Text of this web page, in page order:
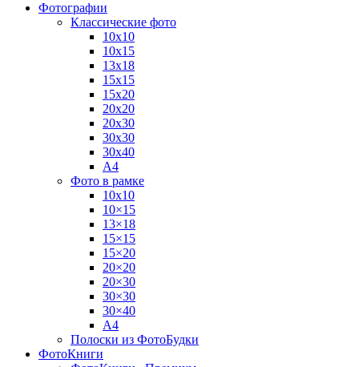
Фотографии
Классические фото
10х10
10х15
13х18
15х15
15х20
20х20
20х30
30х30
30х40
А4
Фото в рамке
10х10
10×15
13×18
15×15
15×20
20×20
20×30
30×30
30×40
A4
Полоски из ФотоБудки
ФотоКниги